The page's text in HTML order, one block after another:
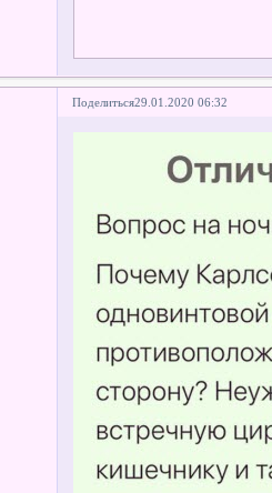
Поделиться29.01.2020 06:32